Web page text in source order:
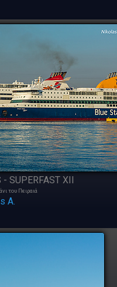
SUPERFAST XII
του Πειραιά
A.